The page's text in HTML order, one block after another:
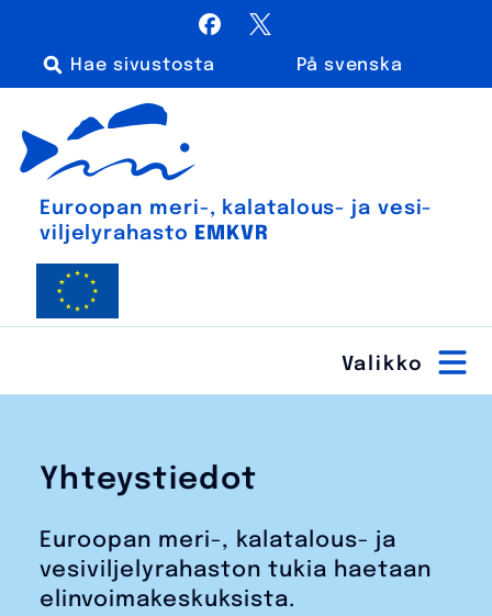
Facebook
På svenska
Haku:
Euroopan meri-, kalatalous- ja vesiviljelyrahasto
Euroopan meri-, kala­talous- ja vesi­
viljely­rahasto
EMKVR
Yhteystiedot
Euroopan meri-, kalatalous- ja
vesiviljelyrahaston tukia haetaan
elinvoimakeskuksista.